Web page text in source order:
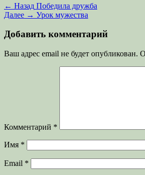
Навигация
по
записям
← Назад Предыдущая
запись:
Победила дружба
Далее → Следующая
Урок мужества
Добавить комментарий
Ваш адрес email не будет опубликован.
Комментарий *
Имя *
Email *